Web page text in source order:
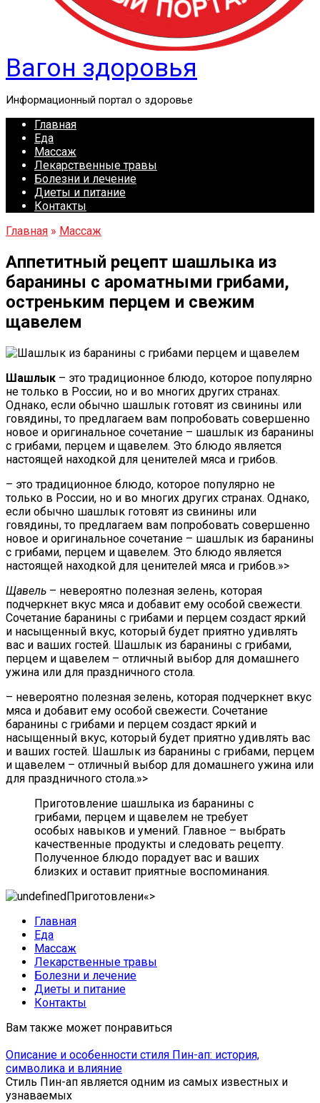
Вагон здоровья
Информационный портал о здоровье
Главная
Еда
Массаж
Лекарственные травы
Болезни и лечение
Диеты и питание
Контакты
Главная » Массаж
Аппетитный рецепт шашлыка из
баранины с ароматными грибами,
остреньким перцем и свежим
щавелем
Шашлык – это традиционное блюдо, которое популярно
не только в России, но и во многих других странах.
Однако, если обычно шашлык готовят из свинины или
говядины, то предлагаем вам попробовать совершенно
новое и оригинальное сочетание – шашлык из баранины
с грибами, перцем и щавелем. Это блюдо является
настоящей находкой для ценителей мяса и грибов.
– это традиционное блюдо, которое популярно не
только в России, но и во многих других странах. Однако,
если обычно шашлык готовят из свинины или
говядины, то предлагаем вам попробовать совершенно
новое и оригинальное сочетание – шашлык из баранины
с грибами, перцем и щавелем. Это блюдо является
настоящей находкой для ценителей мяса и грибов.»>
Щавель – невероятно полезная зелень, которая
подчеркнет вкус мяса и добавит ему особой свежести.
Сочетание баранины с грибами и перцем создаст яркий
и насыщенный вкус, который будет приятно удивлять
вас и ваших гостей. Шашлык из баранины с грибами,
перцем и щавелем – отличный выбор для домашнего
ужина или для праздничного стола.
– невероятно полезная зелень, которая подчеркнет вкус
мяса и добавит ему особой свежести. Сочетание
баранины с грибами и перцем создаст яркий и
насыщенный вкус, который будет приятно удивлять вас
и ваших гостей. Шашлык из баранины с грибами, перцем
и щавелем – отличный выбор для домашнего ужина или
для праздничного стола.»>
Приготовление шашлыка из баранины с
грибами, перцем и щавелем не требует
особых навыков и умений. Главное – выбрать
качественные продукты и следовать рецепту.
Полученное блюдо порадует вас и ваших
близких и оставит приятные воспоминания.
«>
Главная
Еда
Массаж
Лекарственные травы
Болезни и лечение
Диеты и питание
Контакты
Вам также может понравиться
Описание и особенности стиля Пин-ап: история,
символика и влияние
Стиль Пин-ап является одним из самых известных и
узнаваемых